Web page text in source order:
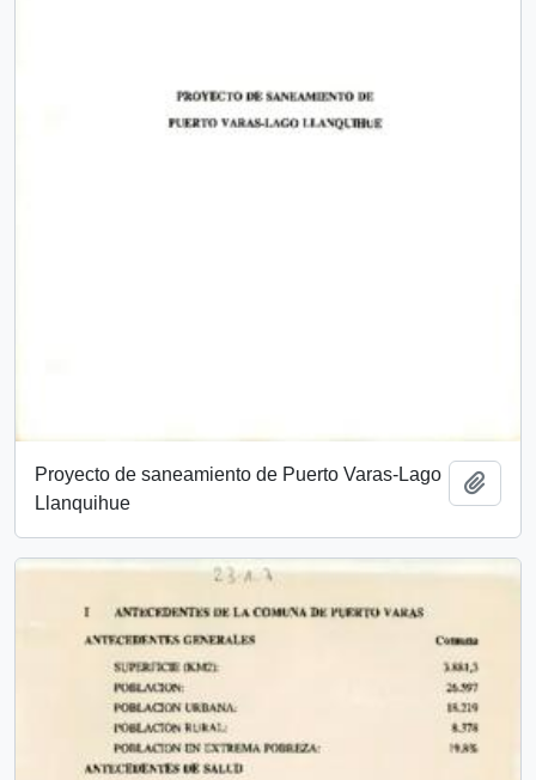
Proyecto de saneamiento de Puerto Varas-Lago
Llanquihue